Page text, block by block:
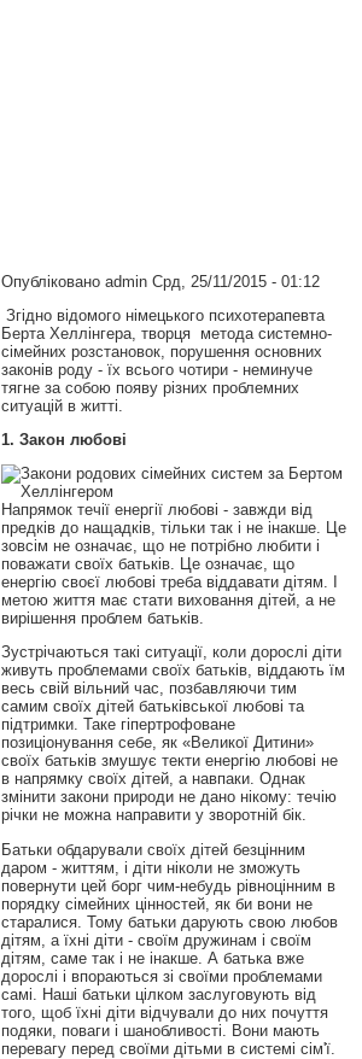
Опубліковано adminСрд, 25/11/2015 - 01:12
Згідно відомого німецького психотерапевта
Берта Хеллінгера, творця метода системно-
сімейних розстановок, порушення основних
законів роду - їх всього чотири - неминуче
тягне за собою появу різних проблемних
ситуацій в житті.
1. Закон любові
Напрямок течії енергії любові - завжди від
предків до нащадків, тільки так і не інакше. Це
зовсім не означає, що не потрібно любити і
поважати своїх батьків. Це означає, що
енергію своєї любові треба віддавати дітям. І
метою життя має стати виховання дітей, а не
вирішення проблем батьків.
Зустрічаються такі ситуації, коли дорослі діти
живуть проблемами своїх батьків, віддають їм
весь свій вільний час, позбавляючи тим
самим своїх дітей батьківської любові та
підтримки. Таке гіпертрофоване
позиціонування себе, як «Великої Дитини»
своїх батьків змушує текти енергію любові не
в напрямку своїх дітей, а навпаки. Однак
змінити закони природи не дано нікому: течію
річки не можна направити у зворотній бік.
Батьки обдарували своїх дітей безцінним
даром - життям, і діти ніколи не зможуть
повернути цей борг чим-небудь рівноцінним в
порядку сімейних цінностей, як би вони не
старалися. Тому батьки дарують свою любов
дітям, а їхні діти - своїм дружинам і своїм
дітям, саме так і не інакше. А батька вже
дорослі і впораються зі своїми проблемами
самі. Наші батьки цілком заслуговують від
того, щоб їхні діти відчували до них почуття
подяки, поваги і шанобливості. Вони мають
перевагу перед своїми дітьми в системі сім'ї.